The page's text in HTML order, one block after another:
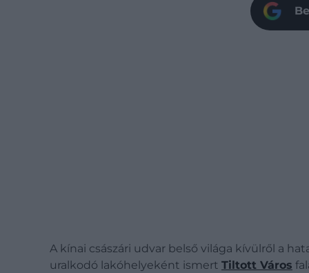
A kínai császári udvar belső világa kívülről a
uralkodó lakóhelyeként ismert Tiltott Város